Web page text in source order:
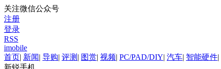
关注微信公众号
注册
登录
RSS
imobile
首页| 新闻| 导购| 评测 | 图赏| 视频| PC/PAD/DIY| 汽车| 智能硬件|
新锐手机